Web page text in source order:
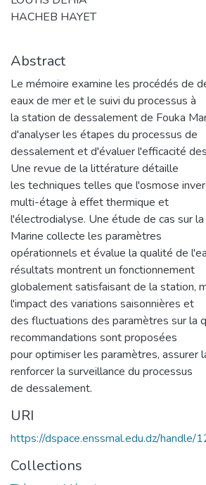
HACHEB HAYET
Abstract
Le mémoire examine les procédés de
eaux de mer et le suivi du processus à
la station de dessalement de Fouka
d'analyser les étapes du processus de
dessalement et d'évaluer l'efficacité
Une revue de la littérature détaille
les techniques telles que l'osmose
multi-étage à effet thermique et
l'électrodialyse. Une étude de cas sur
Marine collecte les paramètres
opérationnels et évalue la qualité de
résultats montrent un fonctionnement
globalement satisfaisant de la station,
l'impact des variations saisonnières et
des fluctuations des paramètres sur la
recommandations sont proposées
pour optimiser les paramètres, assurer
renforcer la surveillance du processus
de dessalement.
URI
https://dspace.enssmal.edu.dz/
Collections